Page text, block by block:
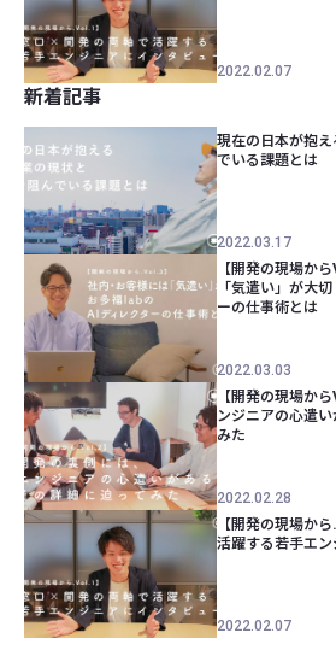
2022.02.07
新着記事
現在の日本が抱
でいる課題とは
2022.03.17
【開発の現場か
「気遣い」が大
ーの仕事術とは
2022.03.03
【開発の現場か
ンジニアの心遣
みた
2022.02.28
【開発の現場か
活躍する若手エ
2022.02.07